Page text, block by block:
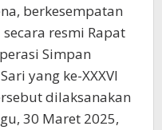
berkesempatan
resmi Rapat
Simpan
yang ke-XXXVI
dilaksanakan
30 Maret 2025,